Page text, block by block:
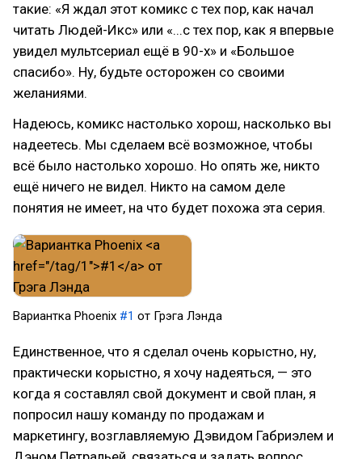
такие: «Я ждал этот комикс с тех пор, как начал
читать Людей-Икс» или «...с тех пор, как я впервые
увидел мультсериал ещё в 90-х» и «Большое
спасибо». Ну, будьте осторожен со своими
желаниями.
Надеюсь, комикс настолько хорош, насколько вы
надеетесь. Мы сделаем всё возможное, чтобы
всё было настолько хорошо. Но опять же, никто
ещё ничего не видел. Никто на самом деле
понятия не имеет, на что будет похожа эта серия.
Вариантка Phoenix #1 от Грэга Лэнда
Единственное, что я сделал очень корыстно, ну,
практически корыстно, я хочу надеяться, — это
когда я составлял свой документ и свой план, я
попросил нашу команду по продажам и
маркетингу, возглавляемую Дэвидом Габриэлем и